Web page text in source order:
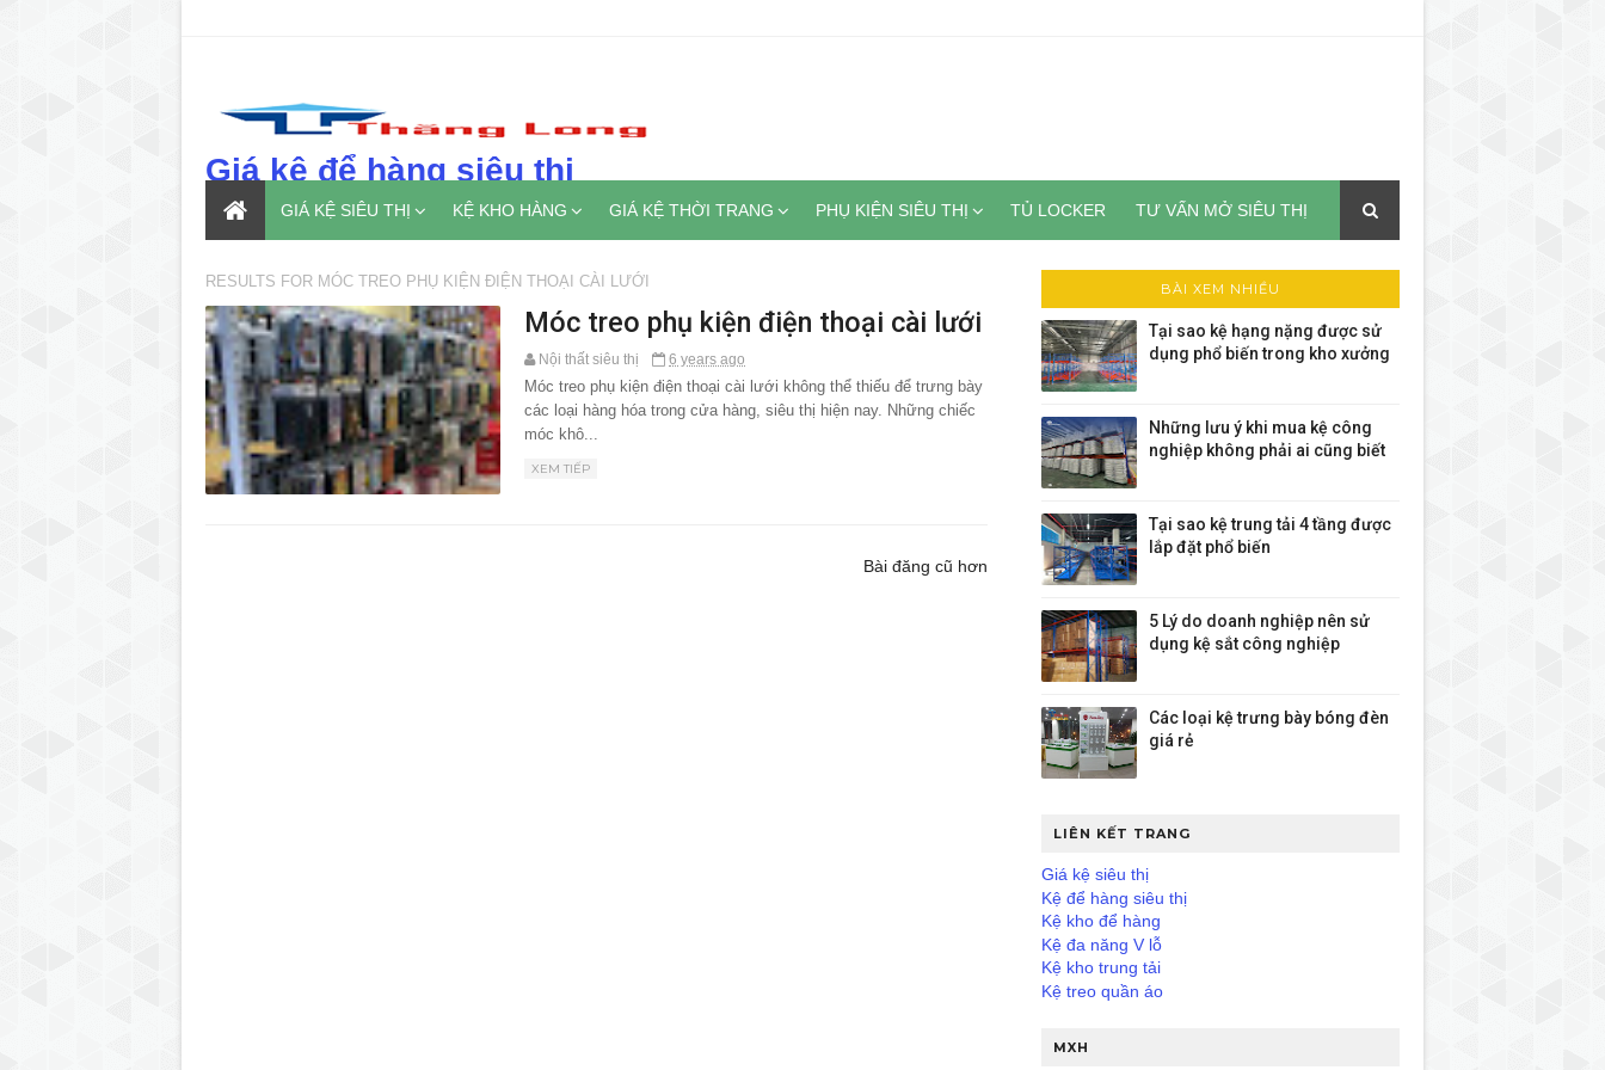
Giá kệ để hàng siêu thị
GIÁ KỆ SIÊU THỊ KỆ KHO HÀNG GIÁ KỆ THỜI TRANG PHỤ KIỆN SIÊU THỊ TỦ LOCKER TƯ VẤN MỞ SIÊU THỊ
RESULTS FOR MÓC TREO PHỤ KIỆN ĐIỆN THOẠI CÀI LƯỚI
Móc treo phụ kiện điện thoại cài lưới
Nội thất siêu thị 6 years ago
Móc treo phụ kiện điện thoại cài lưới không thể thiếu để trưng bày
các loại hàng hóa trong cửa hàng, siêu thị hiện nay. Những chiếc
móc khô...
XEM TIẾP
Bài đăng cũ hơn
BÀI XEM NHIỀU
Tại sao kệ hạng nặng được sử
dụng phổ biến trong kho xưởng
Những lưu ý khi mua kệ công
nghiệp không phải ai cũng biết
Tại sao kệ trung tải 4 tầng được
lắp đặt phổ biến
5 Lý do doanh nghiệp nên sử
dụng kệ sắt công nghiệp
Các loại kệ trưng bày bóng đèn
giá rẻ
LIÊN KẾT TRANG
Giá kệ siêu thị
Kệ để hàng siêu thị
Kệ kho để hàng
Kệ đa năng V lỗ
Kệ kho trung tải
Kệ treo quần áo
MXH